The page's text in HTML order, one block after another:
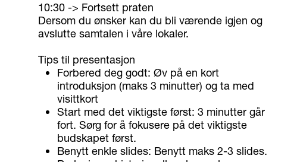
10:30 -> Fortsett praten
Dersom du ønsker kan du bli værende igjen og
avslutte samtalen i våre lokaler.
Tips til presentasjon
Forbered deg godt: Øv på en kort
introduksjon (maks 3 minutter) og ta med
visittkort
Start med det viktigste først: 3 minutter går
fort. Sørg for å fokusere på det viktigste
budskapet først.
Benytt enkle slides: Benytt maks 2-3 slides.